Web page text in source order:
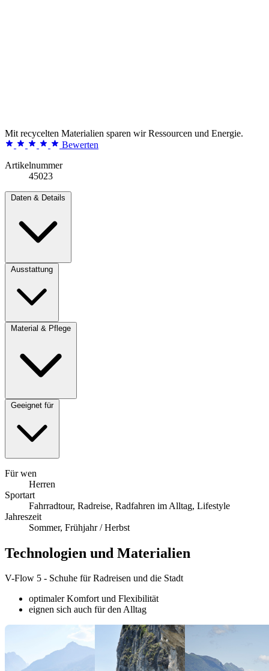
Mit recycelten Materialien sparen wir Ressourcen und Energie.
Bewerten
Artikelnummer
45023
Daten & Details
Ausstattung
Material & Pflege
Geeignet für
Für wen
Herren
Sportart
Fahrradtour, Radreise, Radfahren im Alltag, Lifestyle
Jahreszeit
Sommer, Frühjahr / Herbst
Technologien und Materialien
V-Flow 5 - Schuhe für Radreisen und die Stadt
optimaler Komfort und Flexibilität
eignen sich auch für den Alltag